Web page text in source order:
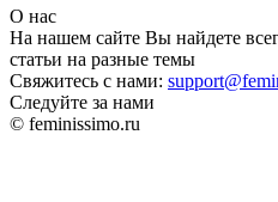
О нас
На нашем сайте Вы найдете
статьи на разные темы
Свяжитесь с нами:
Следуйте за нами
© feminissimo.ru